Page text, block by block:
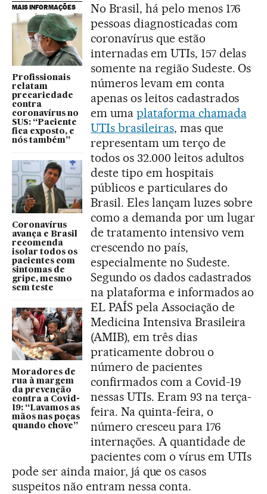
MAIS INFORMAÇÕES
Profissionais
relatam
precariedade
contra
coronavírus no
SUS: “Paciente
fica exposto, e
nós também”
Coronavírus
avança e Brasil
recomenda
isolar todos os
pacientes com
sintomas de
gripe, mesmo
sem teste
Moradores de
rua à margem
da prevenção
contra a Covid-
19: “Lavamos as
mãos nas poças
quando chove”
No Brasil, há pelo menos 176
pessoas diagnosticadas com
coronavírus que estão
internadas em UTIs, 157 delas
somente na região Sudeste. Os
números levam em conta
apenas os leitos cadastrados
em uma plataforma chamada
UTIs brasileiras, mas que
representam um terço de
todos os 32.000 leitos adultos
deste tipo em hospitais
públicos e particulares do
Brasil. Eles lançam luzes sobre
como a demanda por um lugar
de tratamento intensivo vem
crescendo no país,
especialmente no Sudeste.
Segundo os dados cadastrados
na plataforma e informados ao
EL PAÍS pela Associação de
Medicina Intensiva Brasileira
(AMIB), em três dias
praticamente dobrou o
número de pacientes
confirmados com a Covid-19
nessas UTIs. Eram 93 na terça-
feira. Na quinta-feira, o
número cresceu para 176
internações. A quantidade de
pacientes com o vírus em UTIs
pode ser ainda maior, já que os casos
suspeitos não entram nessa conta.